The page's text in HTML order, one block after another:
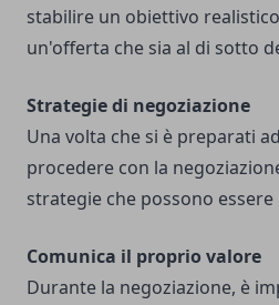
stabilire un obiettivo
un'offerta che sia al di sotto
Strategie di negoziazione
Una volta che si è preparati
procedere con la
strategie che possono essere
Comunica il proprio valore
Durante la negoziazione, è